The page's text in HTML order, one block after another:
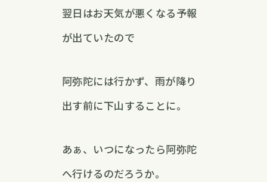
翌日はお天気が悪くなる予報
が出ていたので
阿弥陀には行かず、雨が降り
出す前に下山することに。
あぁ、いつになったら阿弥陀
へ行けるのだろうか。